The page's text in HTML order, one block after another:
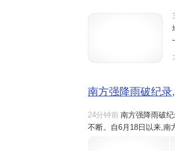
南方强降雨破纪录,
24分钟前 南方强降雨破纪
不断。自6月18日以来,南